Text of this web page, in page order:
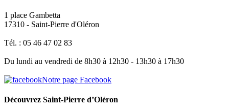
1 place Gambetta
17310 - Saint-Pierre d'Oléron
Tél. : 05 46 47 02 83
Du lundi au vendredi de 8h30 à 12h30 - 13h30 à 17h30
Notre page Facebook
Découvrez Saint-Pierre d’Oléron